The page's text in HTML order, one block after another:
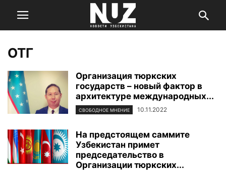
ОТГ
Организация тюркских
государств – новый фактор в
архитектуре международных...
СВОБОДНОЕ МНЕНИЕ 10.11.2022
На предстоящем саммите
Узбекистан примет
председательство в
Организации тюркских...